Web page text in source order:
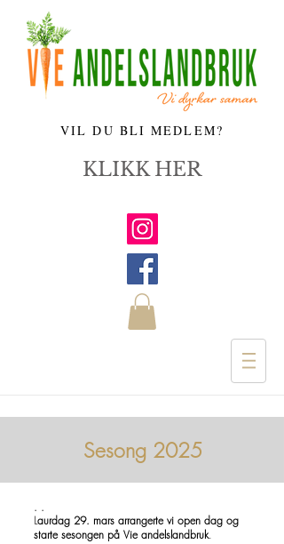
VIL DU BLI MEDLEM?
KLIKK HER
Sesong 2025
. .
Laurdag 29. mars arrangerte vi open dag og
starte sesongen på Vie andelslandbruk.